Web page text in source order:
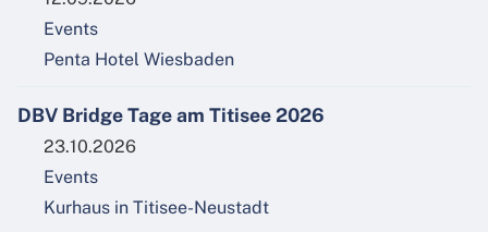
Events
Penta Hotel Wiesbaden
DBV Bridge Tage am Titisee 2026
23.10.2026
Events
Kurhaus in Titisee-Neustadt